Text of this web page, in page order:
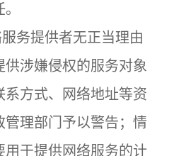
务提供者无正当理由
涉嫌侵权的服务对象
方式、网络地址等资
理部门予以警告；情
用于提供网络服务的计